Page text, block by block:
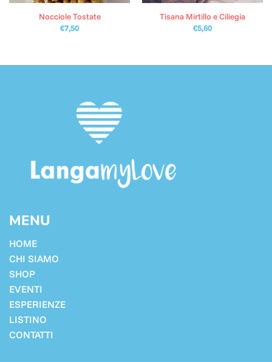
Nocciole Tostate
€7,50
Tisana Mirtillo e Ciliegia
€5,60
MENU
HOME
CHI SIAMO
SHOP
EVENTI
ESPERIENZE
LISTINO
CONTATTI